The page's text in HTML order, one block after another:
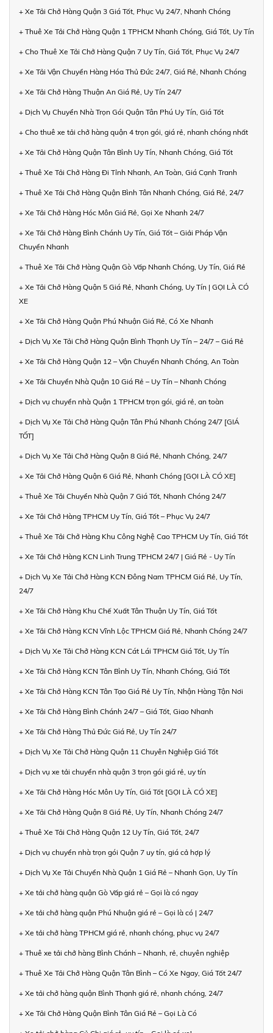
+ Xe Tải Chở Hàng Quận 3 Giá Tốt, Phục Vụ 24/7, Nhanh Chóng
+ Thuê Xe Tải Chở Hàng Quận 1 TPHCM Nhanh Chóng, Giá Tốt, Uy Tín
+ Cho Thuê Xe Tải Chở Hàng Quận 7 Uy Tín, Giá Tốt, Phục Vụ 24/7
+ Xe Tải Vận Chuyển Hàng Hóa Thủ Đức 24/7, Giá Rẻ, Nhanh Chóng
+ Xe Tải Chở Hàng Thuận An Giá Rẻ, Uy Tín 24/7
+ Dịch Vụ Chuyển Nhà Trọn Gói Quận Tân Phú Uy Tín, Giá Tốt
+ Cho thuê xe tải chở hàng quận 4 trọn gói, giá rẻ, nhanh chóng nhất
+ Xe Tải Chở Hàng Quận Tân Bình Uy Tín, Nhanh Chóng, Giá Tốt
+ Thuê Xe Tải Chở Hàng Đi Tỉnh Nhanh, An Toàn, Giá Cạnh Tranh
+ Thuê Xe Tải Chở Hàng Quận Bình Tân Nhanh Chóng, Giá Rẻ, 24/7
+ Xe Tải Chở Hàng Hóc Môn Giá Rẻ, Gọi Xe Nhanh 24/7
+ Xe Tải Chở Hàng Bình Chánh Uy Tín, Giá Tốt – Giải Pháp Vận
Chuyển Nhanh
+ Thuê Xe Tải Chở Hàng Quận Gò Vấp Nhanh Chóng, Uy Tín, Giá Rẻ
+ Xe Tải Chở Hàng Quận 5 Giá Rẻ, Nhanh Chóng, Uy Tín | GỌI LÀ CÓ
XE
+ Xe Tải Chở Hàng Quận Phú Nhuận Giá Rẻ, Có Xe Nhanh
+ Dịch Vụ Xe Tải Chở Hàng Quận Bình Thạnh Uy Tín – 24/7 – Giá Rẻ
+ Xe Tải Chở Hàng Quận 12 – Vận Chuyển Nhanh Chóng, An Toàn
+ Xe Tải Chuyển Nhà Quận 10 Giá Rẻ – Uy Tín – Nhanh Chóng
+ Dịch vụ chuyển nhà Quận 1 TPHCM trọn gói, giá rẻ, an toàn
+ Dịch Vụ Xe Tải Chở Hàng Quận Tân Phú Nhanh Chóng 24/7 [GIÁ
TỐT]
+ Dịch Vụ Xe Tải Chở Hàng Quận 8 Giá Rẻ, Nhanh Chóng, 24/7
+ Xe Tải Chở Hàng Quận 6 Giá Rẻ, Nhanh Chóng [GỌI LÀ CÓ XE]
+ Thuê Xe Tải Chuyển Nhà Quận 7 Giá Tốt, Nhanh Chóng 24/7
+ Xe Tải Chở Hàng TPHCM Uy Tín, Giá Tốt – Phục Vụ 24/7
+ Thuê Xe Tải Chở Hàng Khu Công Nghệ Cao TPHCM Uy Tín, Giá Tốt
+ Xe Tải Chở Hàng KCN Linh Trung TPHCM 24/7 | Giá Rẻ - Uy Tín
+ Dịch Vụ Xe Tải Chở Hàng KCN Đông Nam TPHCM Giá Rẻ, Uy Tín,
24/7
+ Xe Tải Chở Hàng Khu Chế Xuất Tân Thuận Uy Tín, Giá Tốt
+ Xe Tải Chở Hàng KCN Vĩnh Lộc TPHCM Giá Rẻ, Nhanh Chóng 24/7
+ Dịch Vụ Xe Tải Chở Hàng KCN Cát Lái TPHCM Giá Tốt, Uy Tín
+ Xe Tải Chở Hàng KCN Tân Bình Uy Tín, Nhanh Chóng, Giá Tốt
+ Xe Tải Chở Hàng KCN Tân Tạo Giá Rẻ Uy Tín, Nhận Hàng Tận Nơi
+ Xe Tải Chở Hàng Bình Chánh 24/7 – Giá Tốt, Giao Nhanh
+ Xe Tải Chở Hàng Thủ Đức Giá Rẻ, Uy Tín 24/7
+ Dịch Vụ Xe Tải Chở Hàng Quận 11 Chuyên Nghiệp Giá Tốt
+ Dịch vụ xe tải chuyển nhà quận 3 trọn gói giá rẻ, uy tín
+ Xe Tải Chở Hàng Hóc Môn Uy Tín, Giá Tốt [GỌI LÀ CÓ XE]
+ Xe Tải Chở Hàng Quận 8 Giá Rẻ, Uy Tín, Nhanh Chóng 24/7
+ Thuê Xe Tải Chở Hàng Quận 12 Uy Tín, Giá Tốt, 24/7
+ Dịch vụ chuyển nhà trọn gói Quận 7 uy tín, giá cả hợp lý
+ Dịch Vụ Xe Tải Chuyển Nhà Quận 1 Giá Rẻ – Nhanh Gọn, Uy Tín
+ Xe tải chở hàng quận Gò Vấp giá rẻ – Gọi là có ngay
+ Xe tải chở hàng quận Phú Nhuận giá rẻ – Gọi là có | 24/7
+ Xe tải chở hàng TPHCM giá rẻ, nhanh chóng, phục vụ 24/7
+ Thuê xe tải chở hàng Bình Chánh – Nhanh, rẻ, chuyên nghiệp
+ Thuê Xe Tải Chở Hàng Quận Tân Bình – Có Xe Ngay, Giá Tốt 24/7
+ Xe tải chở hàng quận Bình Thạnh giá rẻ, nhanh chóng, 24/7
+ Xe Tải Chở Hàng Quận Bình Tân Giá Rẻ – Gọi Là Có